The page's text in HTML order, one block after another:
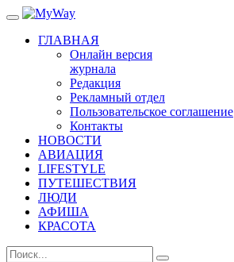
ГЛАВНАЯ
Онлайн версия
журнала
Редакция
Рекламный отдел
Пользовательское соглашение
Контакты
НОВОСТИ
АВИАЦИЯ
LIFESTYLE
ПУТЕШЕСТВИЯ
ЛЮДИ
АФИША
КРАСОТА